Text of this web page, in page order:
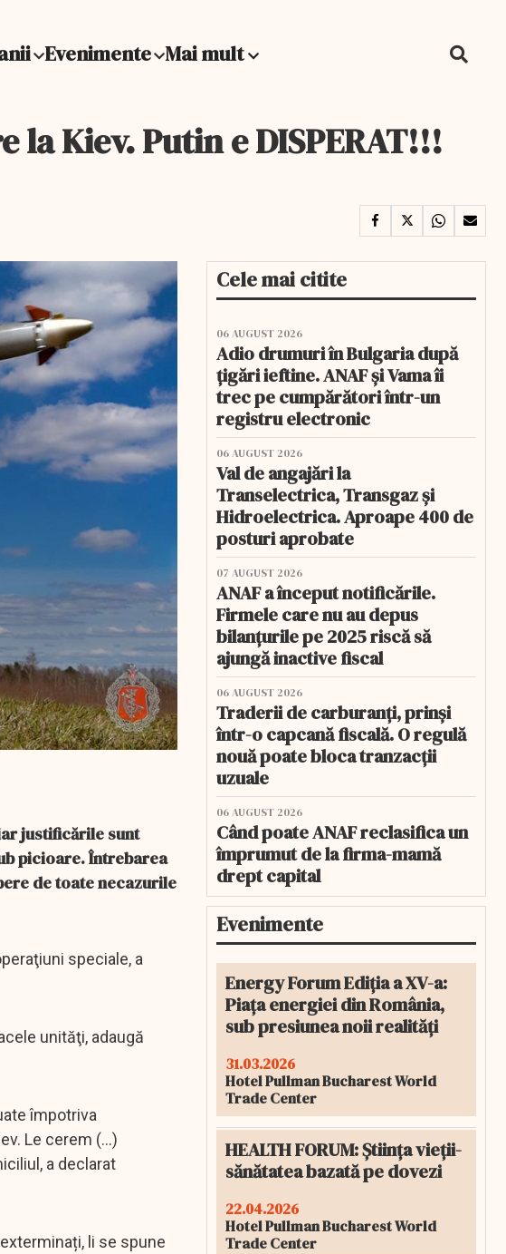
Evenimente Mai mult
la Kiev. Putin e DISPERAT!!!
justificările sunt
picioare. Întrebarea
de toate necazurile
speciale, a
unităţi, adaugă
împotriva
Le cerem (...)
a declarat
li se spune
Cele mai citite
06 AUGUST 2026
Adio drumuri în Bulgaria după
țigări ieftine. ANAF și Vama îi
trec pe cumpărători într-un
registru electronic
06 AUGUST 2026
Val de angajări la
Transelectrica, Transgaz și
Hidroelectrica. Aproape 400 de
posturi aprobate
07 AUGUST 2026
ANAF a început notificările.
Firmele care nu au depus
bilanțurile pe 2025 riscă să
ajungă inactive fiscal
06 AUGUST 2026
Traderii de carburanți, prinși
într-o capcană fiscală. O regulă
nouă poate bloca tranzacții
uzuale
06 AUGUST 2026
Când poate ANAF reclasifica un
împrumut de la firma-mamă
drept capital
Evenimente
Energy Forum Ediția a XV-a:
Piața energiei din România,
sub presiunea noii realități
31.03.2026
Hotel Pullman Bucharest World
Trade Center
HEALTH FORUM: Știința vieții-
sănătatea bazată pe dovezi
22.04.2026
Hotel Pullman Bucharest World
Trade Center